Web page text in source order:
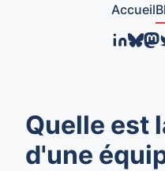
Accueil
Quelle est
d'une